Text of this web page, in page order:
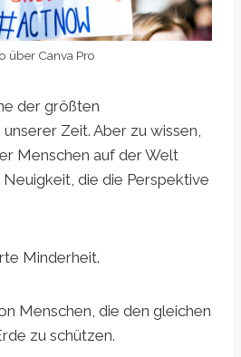
über Canva Pro
der größten
Zeit. Aber zu wissen,
Menschen auf der Welt
die die Perspektive
Minderheit.
Menschen, die den gleichen
zu schützen.